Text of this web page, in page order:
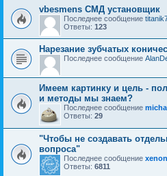
vbesmens СМД установщик
Последнее сообщение
Ответы: 123
Нарезание зубчатых
Последнее сообщение
Имеем картинку и цель -
и методы мы знаем?
Последнее сообщение
Ответы: 29
"Чтобы не создавать
вопроса"
Последнее сообщение
Ответы: 6811